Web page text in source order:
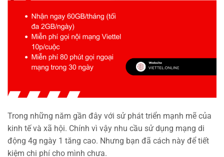
Trong những năm gần đây với sử phát triển mạnh mẽ của
kinh tế và xã hội. Chính vì vậy nhu cầu sử dụng mạng di
động 4g ngày 1 tăng cao. Nhưng bạn đã cách này để tiết
kiệm chi phí cho mình chưa.